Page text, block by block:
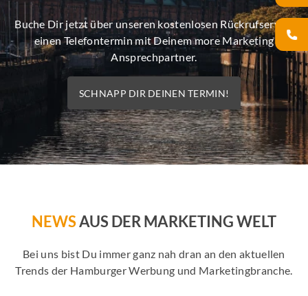
Buche Dir jetzt über unseren kostenlosen Rückrufservice
einen Telefontermin mit Deinem more Marketing
Ansprechpartner.
SCHNAPP DIR DEINEN TERMIN!
NEWSAUS DER MARKETING WELT
Bei uns bist Du immer ganz nah dran an den aktuellen
Trends der Hamburger Werbung und Marketingbranche.